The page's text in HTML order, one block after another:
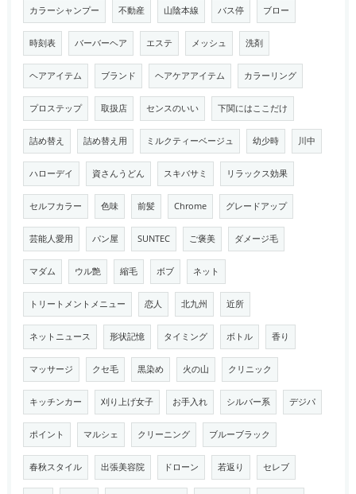
カラーシャンプー 不動産 山陰本線 バス停 ブロー
時刻表 バーバーヘア エステ メッシュ 洗剤
ヘアアイテム ブランド ヘアケアアイテム カラーリング
プロステップ 取扱店 センスのいい 下関にはここだけ
詰め替え 詰め替え用 ミルクティーベージュ 幼少時 川中
ハローデイ 資さんうどん スキバサミ リラックス効果
セルフカラー 色味 前髪 Chrome グレードアップ
芸能人愛用 パン屋 SUNTEC ご褒美 ダメージ毛
マダム ウル艶 縮毛 ボブ ネット
トリートメントメニュー 恋人 北九州 近所
ネットニュース 形状記憶 タイミング ボトル 香り
マッサージ クセ毛 黒染め 火の山 クリニック
キッチンカー 刈り上げ女子 お手入れ シルバー系 デジパ
ポイント マルシェ クリーニング ブルーブラック
春秋スタイル 出張美容院 ドローン 若返り セレブ